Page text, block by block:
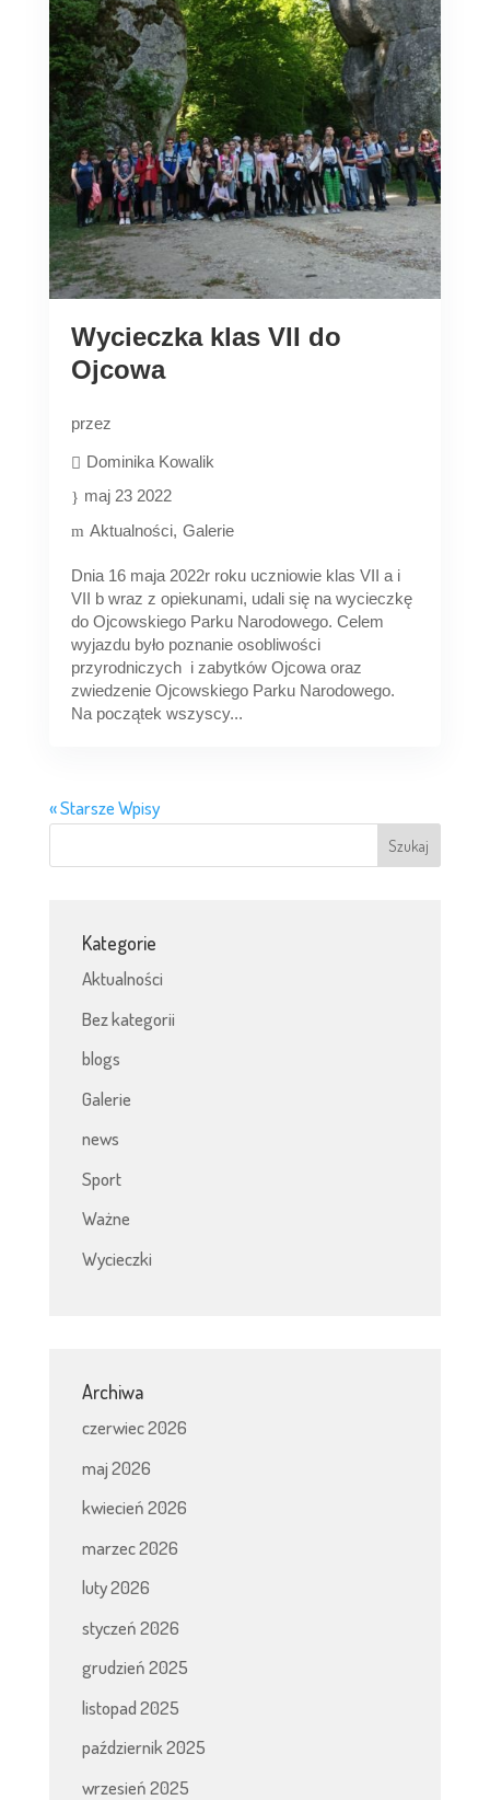
Wycieczka klas VII do
Ojcowa
przez
Dominika Kowalik
maj 23 2022
Aktualności Galerie
Dnia 16 maja 2022r roku uczniowie klas VII a i
VII b wraz z opiekunami, udali się na wycieczkę
do Ojcowskiego Parku Narodowego. Celem
wyjazdu było poznanie osobliwości
przyrodniczych i zabytków Ojcowa oraz
zwiedzenie Ojcowskiego Parku Narodowego.
Na początek wszyscy...
« Starsze Wpisy
Kategorie
Aktualności
Bez kategorii
blogs
Galerie
news
Sport
Ważne
Wycieczki
Archiwa
czerwiec 2026
maj 2026
kwiecień 2026
marzec 2026
luty 2026
styczeń 2026
grudzień 2025
listopad 2025
październik 2025
wrzesień 2025